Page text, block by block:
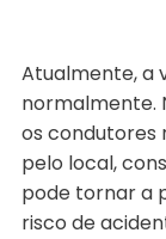
Atualmente, a
normalmente.
os condutores
pelo local,
pode tornar a
risco de